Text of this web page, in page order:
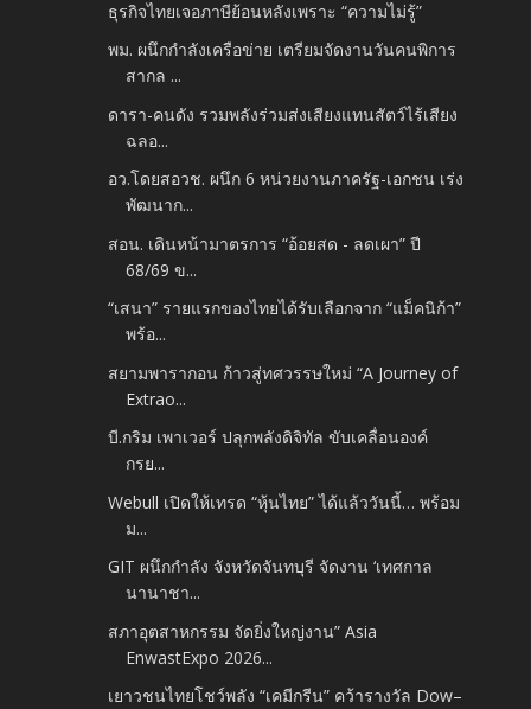
ธุรกิจไทยเจอภาษีย้อนหลังเพราะ “ความไม่รู้”
พม. ผนึกกำลังเครือข่าย เตรียมจัดงานวันคนพิการ
สากล ...
ดารา-คนดัง รวมพลังร่วมส่งเสียงแทนสัตว์ไร้เสียง
ฉลอ...
อว.โดยสอวช. ผนึก 6 หน่วยงานภาครัฐ-เอกชน เร่ง
พัฒนาก...
สอน. เดินหน้ามาตรการ “อ้อยสด - ลดเผา” ปี
68/69 ข...
“เสนา” รายแรกของไทยได้รับเลือกจาก “แม็คนิก้า”
พร้อ...
สยามพารากอน ก้าวสู่ทศวรรษใหม่ “A Journey of
Extrao...
บี.กริม เพาเวอร์ ปลุกพลังดิจิทัล ขับเคลื่อนองค์
กรย...
Webull เปิดให้เทรด “หุ้นไทย” ได้แล้ววันนี้… พร้อม
ม...
GIT ผนึกกำลัง จังหวัดจันทบุรี จัดงาน ‘เทศกาล
นานาชา...
สภาอุตสาหกรรม จัดยิ่งใหญ่งาน” Asia
EnwastExpo 2026...
เยาวชนไทยโชว์พลัง “เคมีกรีน” คว้ารางวัล Dow–